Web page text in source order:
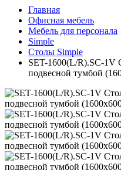
Главная
Офисная мебель
Мебель для персонала
Simple
Столы Simple
SET-1600(L/R).SC-1V
подвесной тумбой